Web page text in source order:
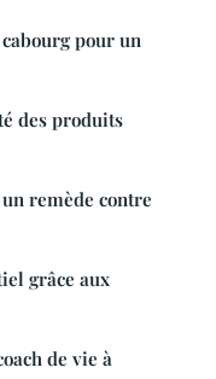
pour un
des produits
remède contre
grâce aux
de vie à